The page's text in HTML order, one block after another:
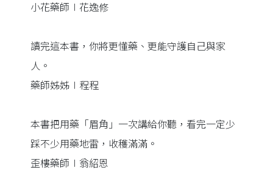
小花藥師∣花逸修
讀完這本書，你將更懂藥、更能守護自己與家
人。
藥師姊姊∣程程
本書把用藥「眉角」一次講給你聽，看完一定少
踩不少用藥地雷，收穫滿滿。
歪樓藥師∣翁紹恩